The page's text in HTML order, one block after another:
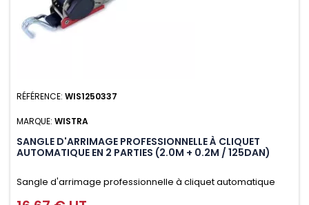
RÉFÉRENCE: WIS1250337
MARQUE: WISTRA
SANGLE D'ARRIMAGE PROFESSIONNELLE À CLIQUET
AUTOMATIQUE EN 2 PARTIES (2.0M + 0.2M / 125DAN)
Sangle d'arrimage professionnelle à cliquet automatique